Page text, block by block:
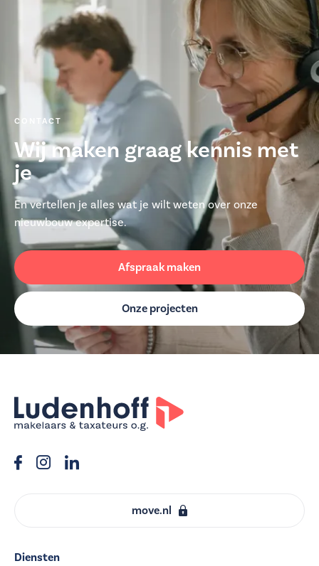
CONTACT
Wij maken graag kennis met
je
En vertellen je alles wat je wilt weten over onze
nieuwbouw expertise.
Afspraak maken
Onze projecten
move.nl
Diensten